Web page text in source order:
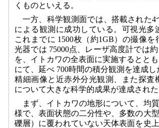
くものといえる。
一方、科学観測面では、搭載された4
による観測に成功している。可視光多
これまでに 1500枚（約1GB）の撮像を
光器では 75000点、レーザ高度計では約
を、イトカワの全表面に実施するとと
にて、延べ 700時間の積分観測を達成
精細画像と近赤外分光観測、また探査
について大きな科学的成果が達成された
まず、イトカワの地形について、均
様で、表面状態の二分性や、多数の大
礫層）に覆われていない天体表面を史